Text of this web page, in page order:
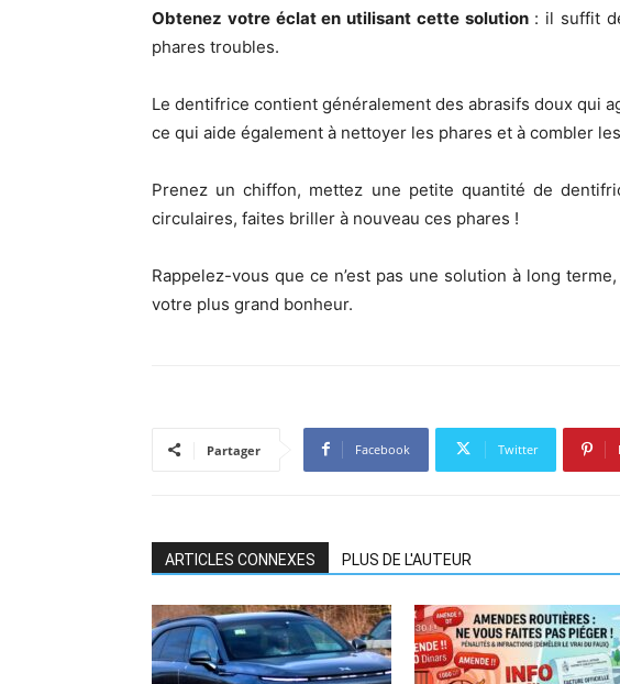
Obtenez votre éclat en utilisant cette solution: il suffit
phares troubles.
Le dentifrice contient généralement des abrasifs doux qui
ce qui aide également à nettoyer les phares et à combler
Prenez un chiffon, mettez une petite quantité de
circulaires, faites briller à nouveau ces phares !
Rappelez-vous que ce n’est pas une solution à long
votre plus grand bonheur.
Partager Facebook Twitter
ARTICLES CONNEXES PLUS DE L'AUTEUR